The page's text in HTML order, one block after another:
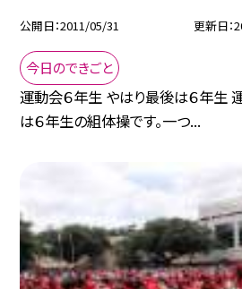
公開日 2011/05/31 更新日
今日のできごと
運動会６年生 やはり最後は６年生
は６年生の組体操です。一つ...